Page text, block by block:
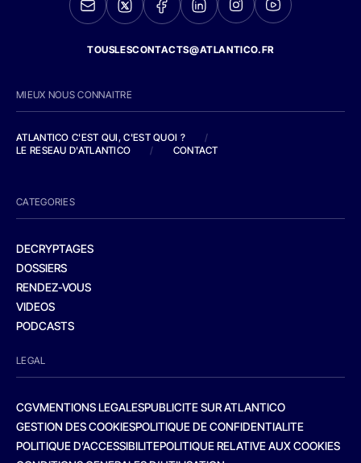
TOUSLESCONTACTS@ATLANTICO.FR
MIEUX NOUS CONNAITRE
ATLANTICO C'EST QUI, C'EST QUOI ?
/
LE RESEAU D'ATLANTICO
/ CONTACT
CATEGORIES
DECRYPTAGES
DOSSIERS
RENDEZ-VOUS
VIDEOS
PODCASTS
LEGAL
CGVMENTIONS LEGALESPUBLICITE SUR ATLANTICO
GESTION DES COOKIESPOLITIQUE DE CONFIDENTIALITE
POLITIQUE D’ACCESSIBILITEPOLITIQUE RELATIVE AUX COOKIES